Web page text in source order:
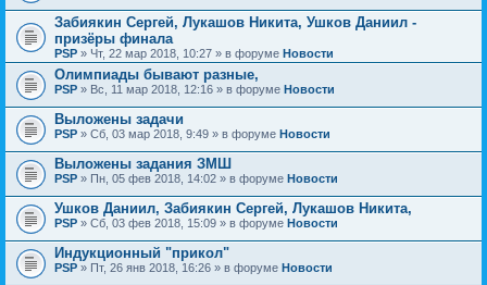
Забиякин Сергей, Лукашов Никита, Ушков Даниил -
призёры финала
PSP » Чт, 22 мар 2018, 10:27 » в форуме Новости
Олимпиады бывают разные,
PSP » Вс, 11 мар 2018, 12:16 » в форуме Новости
Выложены задачи
PSP » Сб, 03 мар 2018, 9:49 » в форуме Новости
Выложены задания ЗМШ
PSP » Пн, 05 фев 2018, 14:02 » в форуме Новости
Ушков Даниил, Забиякин Сергей, Лукашов Никита,
PSP » Сб, 03 фев 2018, 15:09 » в форуме Новости
Индукционный "прикол"
PSP » Пт, 26 янв 2018, 16:26 » в форуме Новости